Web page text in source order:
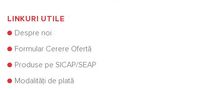
LINKURI UTILE
Despre noi
Formular Cerere Ofertă
Produse pe SICAP/SEAP
Modalități de plată